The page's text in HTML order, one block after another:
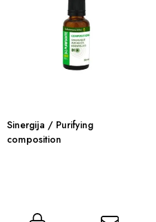
Sinergija / Purifying
composition